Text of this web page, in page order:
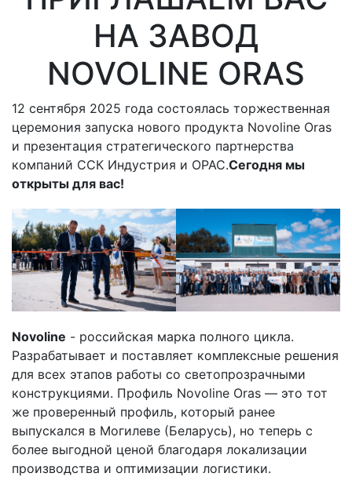
НА ЗАВОД
NOVOLINE ORAS
12 сентября 2025 года состоялась торжественная
церемония запуска нового продукта Novoline Oras
и презентация стратегического партнерства
компаний ССК Индустрия и ОРАС.Сегодня мы
открыты для вас!
Novoline - российская марка полного цикла.
Разрабатывает и поставляет комплексные решения
для всех этапов работы со светопрозрачными
конструкциями. Профиль Novoline Oras — это тот
же проверенный профиль, который ранее
выпускался в Могилеве (Беларусь), но теперь с
более выгодной ценой благодаря локализации
производства и оптимизации логистики.